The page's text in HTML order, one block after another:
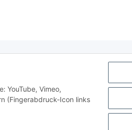
YouTube, Vimeo,
(Fingerabdruck-Icon links